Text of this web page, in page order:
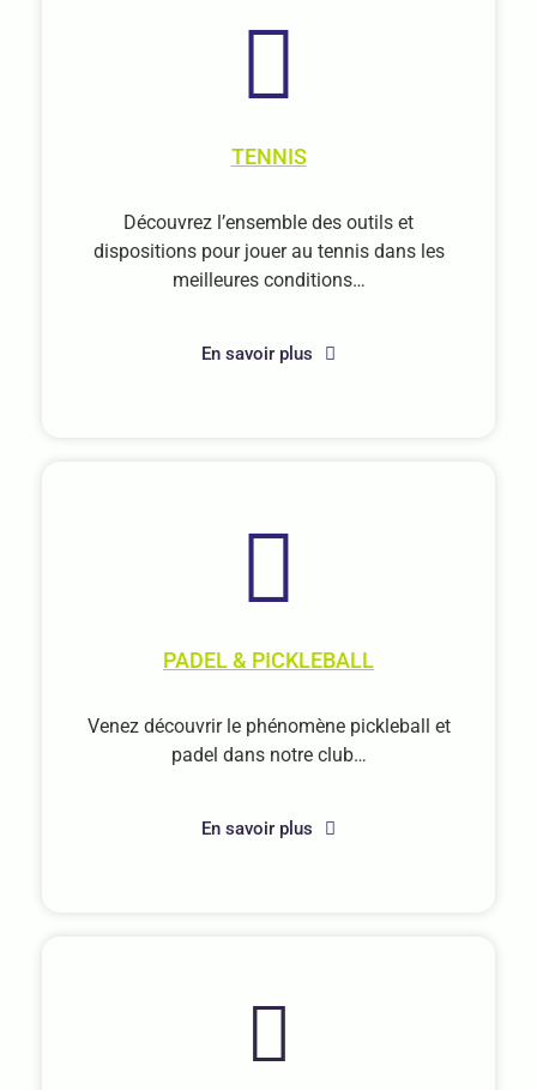
TENNIS
Découvrez l’ensemble des outils et
dispositions pour jouer au tennis dans les
meilleures conditions…
En savoir plus
PADEL & PICKLEBALL
Venez découvrir le phénomène pickleball et
padel dans notre club…
En savoir plus